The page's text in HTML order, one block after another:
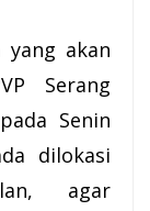
akan
Serang
Senin
dilokasi
agar